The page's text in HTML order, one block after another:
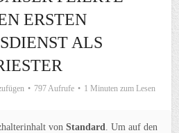
ERSTEN
ALS
797 Aufrufe 1 Minuten zum Lesen
von Standard. Um auf den